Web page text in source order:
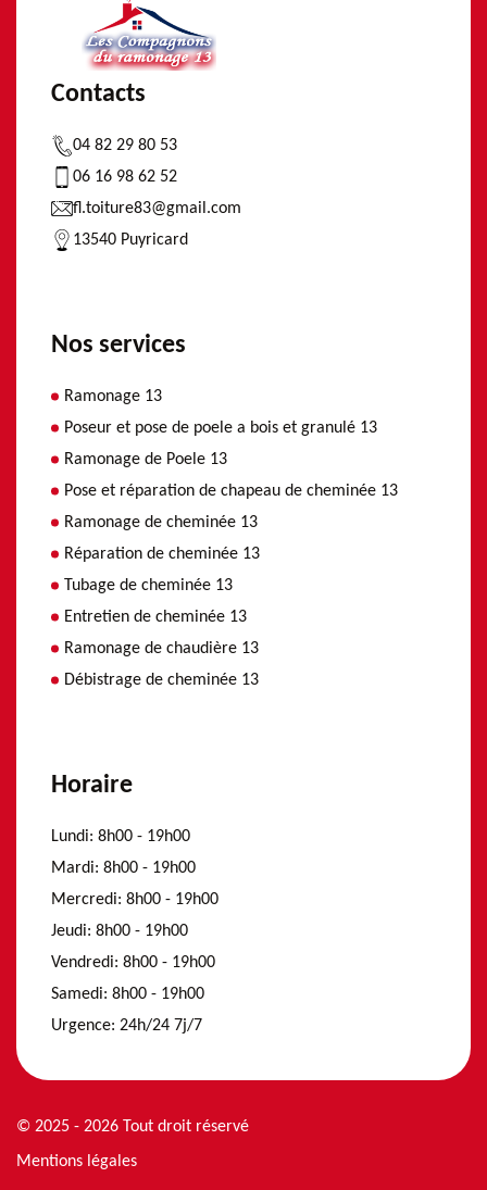
Contacts
04 82 29 80 53
06 16 98 62 52
fl.toiture83@gmail.com
13540 Puyricard
Nos services
Ramonage 13
Poseur et pose de poele a bois et granulé 13
Ramonage de Poele 13
Pose et réparation de chapeau de cheminée 13
Ramonage de cheminée 13
Réparation de cheminée 13
Tubage de cheminée 13
Entretien de cheminée 13
Ramonage de chaudière 13
Débistrage de cheminée 13
Horaire
Lundi: 8h00 - 19h00
Mardi: 8h00 - 19h00
Mercredi: 8h00 - 19h00
Jeudi: 8h00 - 19h00
Vendredi: 8h00 - 19h00
Samedi: 8h00 - 19h00
Urgence: 24h/24 7j/7
© 2025 - 2026 Tout droit réservé
Mentions légales